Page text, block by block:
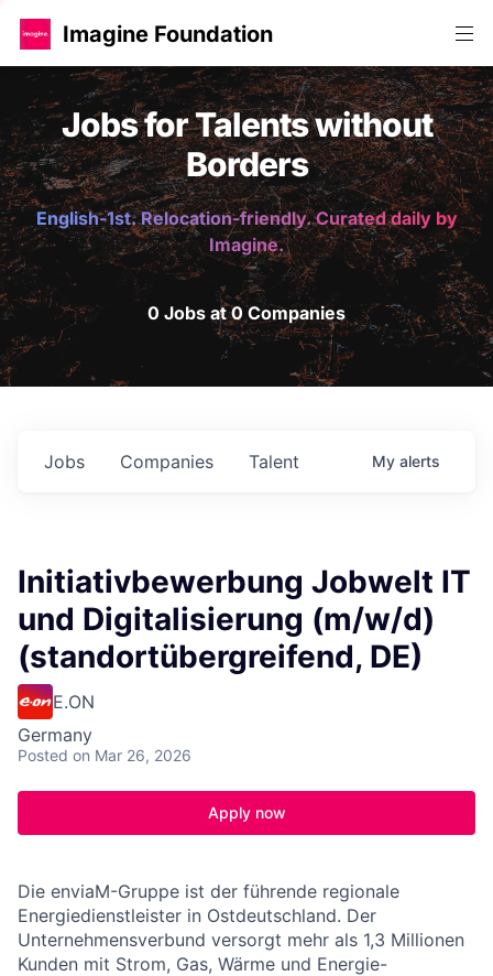
Imagine Foundation
Jobs for Talents without
Borders
English-1st. Relocation-friendly. Curated daily by
Imagine.
0 Jobs at 0 Companies
Jobs Companies Talent My alerts
Initiativbewerbung Jobwelt IT
und Digitalisierung (m/w/d)
(standortübergreifend, DE)
E.ON
Germany
Posted on Mar 26, 2026
Apply now
Die enviaM-Gruppe ist der führende regionale
Energiedienstleister in Ostdeutschland. Der
Unternehmensverbund versorgt mehr als 1,3 Millionen
Kunden mit Strom, Gas, Wärme und Energie-